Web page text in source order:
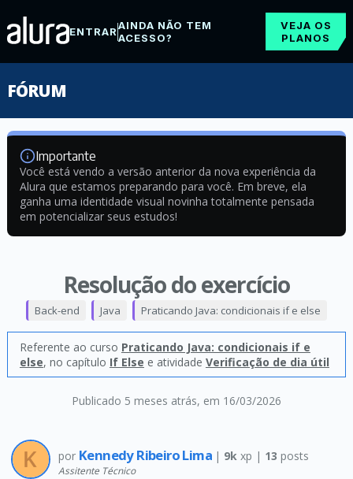
ENTRARAINDA NÃO TEM
ACESSO?
VEJA OS
PLANOS
FÓRUM
Importante
Você está vendo a versão anterior da nova experiência da
Alura que estamos preparando para você. Em breve, ela
ganha uma identidade visual novinha totalmente pensada
em potencializar seus estudos!
Resolução do exercício
Publicado 5 meses atrás, em 16/03/2026
Back-end Java Praticando Java: condicionais if e else
Referente ao curso Praticando Java: condicionais if e
else, no capítulo If Else e atividade Verificação de dia útil
por Kennedy Ribeiro Lima | 9k xp | 13 posts
Assitente Técnico